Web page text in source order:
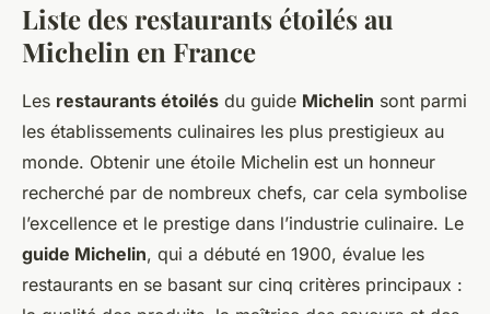
Liste des restaurants étoilés au
Michelin en France
Les restaurants étoilés du guide Michelin sont parmi
les établissements culinaires les plus prestigieux au
monde. Obtenir une étoile Michelin est un honneur
recherché par de nombreux chefs, car cela symbolise
l’excellence et le prestige dans l’industrie culinaire. Le
guide Michelin, qui a débuté en 1900, évalue les
restaurants en se basant sur cinq critères principaux :